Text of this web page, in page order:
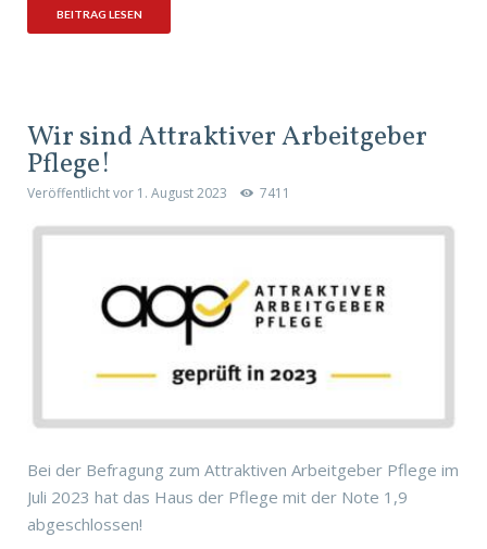
BEITRAG LESEN
Wir sind Attraktiver Arbeitgeber
Pflege!
Veröffentlicht vor 1. August 2023 7411
Bei der Befragung zum Attraktiven Arbeitgeber Pflege im
Juli 2023 hat das Haus der Pflege mit der Note 1,9
abgeschlossen!